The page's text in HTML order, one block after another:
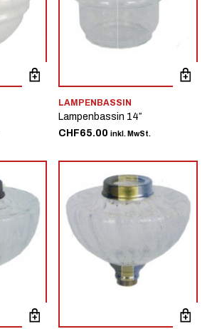
LAMPENBASSIN
Lampenbassin 14″
CHF65.00 inkl. MwSt.